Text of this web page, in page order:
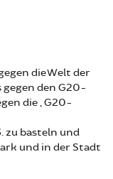
die Welt der
gegen den G20-
die „G20-
zu basteln und
und in der Stadt